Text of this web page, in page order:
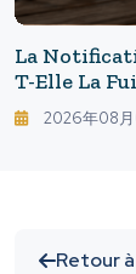
La
T-Elle La
2026年08
Retour